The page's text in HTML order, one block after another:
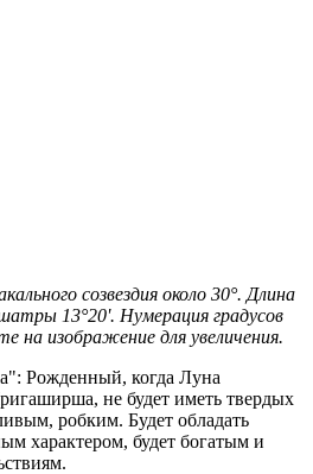
созвездия около 30°. Длина
13°20'. Нумерация градусов
на изображение для увеличения.
Рожденный, когда Луна
не будет иметь твердых
робким. Будет обладать
характером, будет богатым и